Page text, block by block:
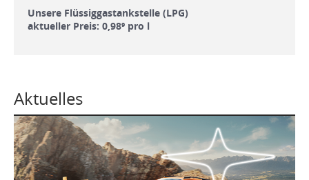
Unsere Flüssiggastankstelle (LPG)
aktueller Preis: 0,98⁹ pro l
Aktuelles